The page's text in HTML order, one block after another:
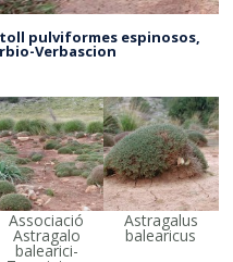
pulviformes espinosos,
Verbascion
Associació
Astragalo
balearici-
Astragalus
balearicus